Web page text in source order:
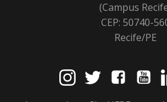
(Campus
CEP: 50740-
Recife/PE